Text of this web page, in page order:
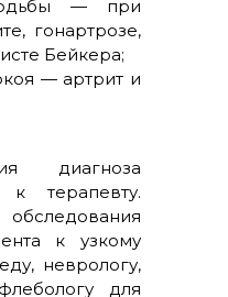
— при
гонартрозе,
Бейкера;
— артрит и
диагноза
терапевту.
к узкому
неврологу,
для